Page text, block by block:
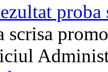
proba
scrisa